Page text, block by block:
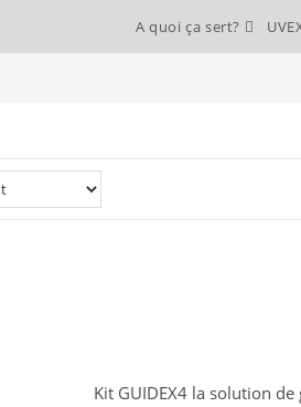
A quoi ça sert?
Kit GUIDEX4 la solution